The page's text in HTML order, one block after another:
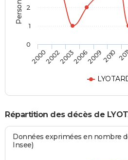
200020022003200620092010
0
1
2
Répartition des décès de
Données exprimées en nombre
Insee)